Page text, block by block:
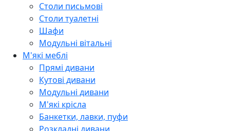
Столи письмові
Столи туалетні
Шафи
Модульні вітальні
М'які меблі
Прямі дивани
Кутові дивани
Модульні дивани
М'які крісла
Банкетки, лавки, пуфи